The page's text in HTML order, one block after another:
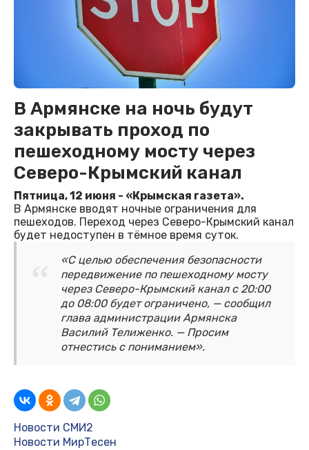
В Армянске на ночь будут
закрывать проход по
пешеходному мосту через
Северо-Крымский канал
Пятница, 12 июня - «Крымская газета».
В Армянске вводят ночные ограничения для
пешеходов. Переход через Северо-Крымский канал
будет недоступен в тёмное время суток.
«С целью обеспечения безопасности
передвижение по пешеходному мосту
через Северо-Крымский канал с 20:00
до 08:00 будет ограничено, — сообщил
глава администрации Армянска
Василий Телиженко. — Просим
отнестись с пониманием».
Новости СМИ2
Новости МирТесен